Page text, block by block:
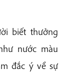
biết thưởng
nước màu
đắc ý về sự